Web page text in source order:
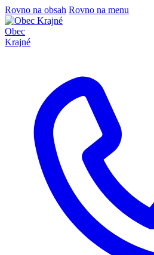
Rovno na obsah Rovno na menu
Obec
Krajné